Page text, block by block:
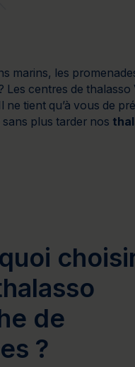
marins, les
Les centres de
ne tient qu’à vous de
plus tarder nos
de
?